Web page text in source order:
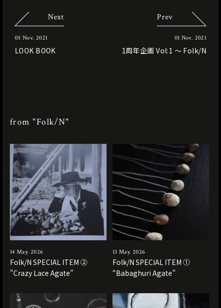
Next
05 Nov. 2021
LOOK BOOK
Prev
01 Nov. 2021
1周年企画 Vol:1 〜 Folk/N
from "Folk/N"
14 May. 2026
Folk/N SPECIAL ITEM ②
”Crazy Lace Agate”
13 May. 2026
Folk/N SPECIAL ITEM ①
“Babaghuri Agate”